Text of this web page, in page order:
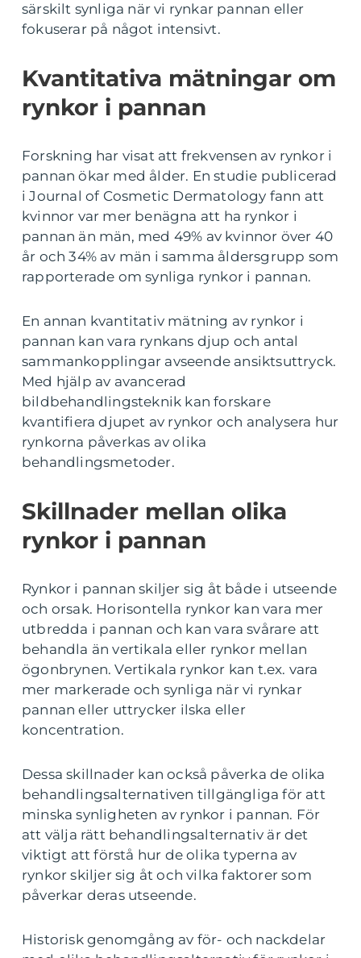
särskilt synliga när vi rynkar pannan eller
fokuserar på något intensivt.
Kvantitativa mätningar om
rynkor i pannan
Forskning har visat att frekvensen av rynkor i
pannan ökar med ålder. En studie publicerad
i Journal of Cosmetic Dermatology fann att
kvinnor var mer benägna att ha rynkor i
pannan än män, med 49% av kvinnor över 40
år och 34% av män i samma åldersgrupp som
rapporterade om synliga rynkor i pannan.
En annan kvantitativ mätning av rynkor i
pannan kan vara rynkans djup och antal
sammankopplingar avseende ansiktsuttryck.
Med hjälp av avancerad
bildbehandlingsteknik kan forskare
kvantifiera djupet av rynkor och analysera hur
rynkorna påverkas av olika
behandlingsmetoder.
Skillnader mellan olika
rynkor i pannan
Rynkor i pannan skiljer sig åt både i utseende
och orsak. Horisontella rynkor kan vara mer
utbredda i pannan och kan vara svårare att
behandla än vertikala eller rynkor mellan
ögonbrynen. Vertikala rynkor kan t.ex. vara
mer markerade och synliga när vi rynkar
pannan eller uttrycker ilska eller
koncentration.
Dessa skillnader kan också påverka de olika
behandlingsalternativen tillgängliga för att
minska synligheten av rynkor i pannan. För
att välja rätt behandlingsalternativ är det
viktigt att förstå hur de olika typerna av
rynkor skiljer sig åt och vilka faktorer som
påverkar deras utseende.
Historisk genomgång av för- och nackdelar